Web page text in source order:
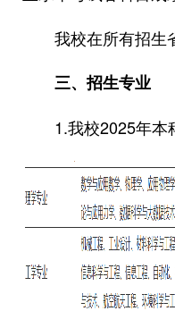
我校在所有招生省
三、招生专业
1.我校2025年本